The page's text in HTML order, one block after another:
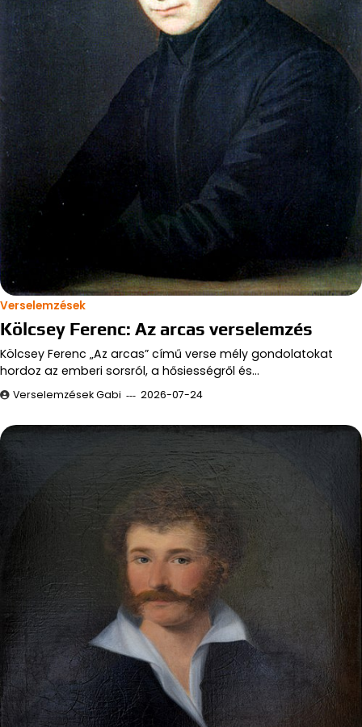
Verselemzések
Kölcsey Ferenc: Az arcas verselemzés
Kölcsey Ferenc „Az arcas” című verse mély gondolatokat
hordoz az emberi sorsról, a hősiességről és…
Verselemzések Gabi 2026-07-24